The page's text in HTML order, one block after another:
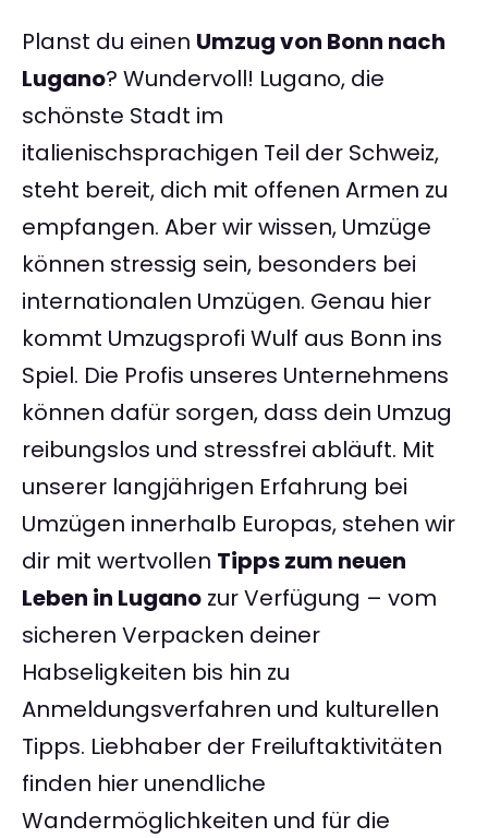
Planst du einen Umzug von Bonn nach
Lugano? Wundervoll! Lugano, die
schönste Stadt im
italienischsprachigen Teil der Schweiz,
steht bereit, dich mit offenen Armen zu
empfangen. Aber wir wissen, Umzüge
können stressig sein, besonders bei
internationalen Umzügen. Genau hier
kommt Umzugsprofi Wulf aus Bonn ins
Spiel. Die Profis unseres Unternehmens
können dafür sorgen, dass dein Umzug
reibungslos und stressfrei abläuft. Mit
unserer langjährigen Erfahrung bei
Umzügen innerhalb Europas, stehen wir
dir mit wertvollen Tipps zum neuen
Leben in Lugano zur Verfügung – vom
sicheren Verpacken deiner
Habseligkeiten bis hin zu
Anmeldungsverfahren und kulturellen
Tipps. Liebhaber der Freiluftaktivitäten
finden hier unendliche
Wandermöglichkeiten und für die